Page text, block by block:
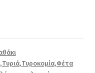
,Τυριά,Τυροκομία,Φέτα